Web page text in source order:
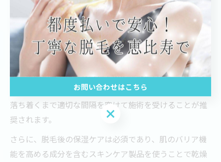
しやすくなります。
刺激を抑えた脱毛と美肌維持のコツ
刺激を抑えた脱毛を行いながら美肌を維持するには、脱
毛施術の頻度や照射レベルを肌の状態に合わせて調整す
ることが効果的です。過度な刺激を避けるために、肌が
落ち着くまで適切な間隔を空けて施術を受けることが推
奨されます。
さらに、脱毛後の保湿ケアは必須であり、肌のバリア機
能を高める成分を含むスキンケア製品を使うことで乾燥
お問い合わせはこちら
お問い合わせはこちら